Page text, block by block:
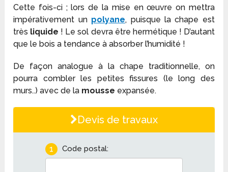
Cette fois-ci ; lors de la mise en œuvre on mettra
impérativement un polyane, puisque la chape est
très liquide ! Le sol devra être hermétique ! D’autant
que le bois a tendance à absorber l’humidité !
De façon analogue à la chape traditionnelle, on
pourra combler les petites fissures (le long des
murs..) avec de la mousse expansée.
Devis de travaux
1 Code postal: